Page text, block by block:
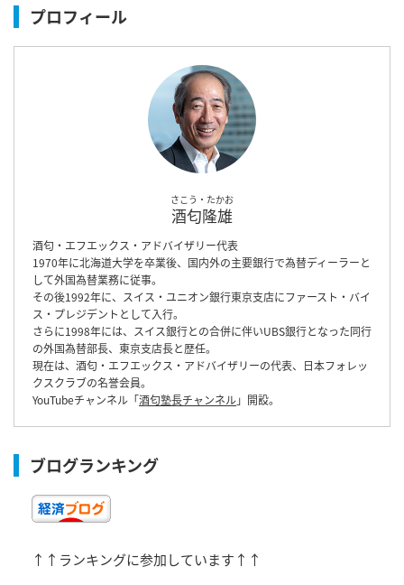
プロフィール
さこう・たかお
酒匂隆雄
酒匂・エフエックス・アドバイザリー代表
1970年に北海道大学を卒業後、国内外の主要銀行で為替ディーラーと
して外国為替業務に従事。
その後1992年に、スイス・ユニオン銀行東京支店にファースト・バイ
ス・プレジデントとして入行。
さらに1998年には、スイス銀行との合併に伴いUBS銀行となった同行
の外国為替部長、東京支店長と歴任。
現在は、酒匂・エフエックス・アドバイザリーの代表、日本フォレッ
クスクラブの名誉会員。
YouTubeチャンネル「酒匂塾長チャンネル」開設。
ブログランキング
↑↑ランキングに参加しています↑↑